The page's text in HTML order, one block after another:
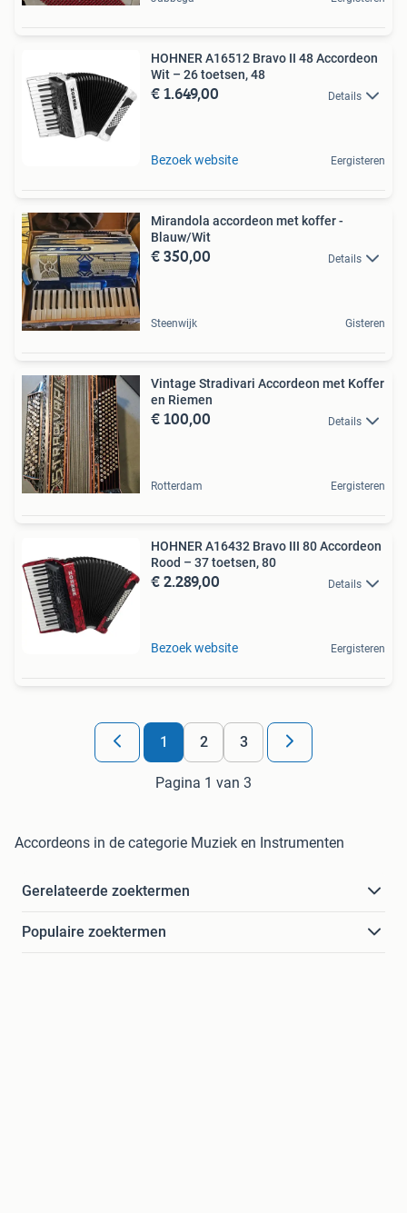
HOHNER A16512 Bravo II 48 Accordeon
Wit – 26 toetsen, 48
€ 1.649,00 Details
Bezoek website Eergisteren
Mirandola accordeon met koffer -
Blauw/Wit
€ 350,00 Details
Steenwijk Gisteren
Vintage Stradivari Accordeon met Koffer
en Riemen
€ 100,00 Details
Rotterdam Eergisteren
HOHNER A16432 Bravo III 80 Accordeon
Rood – 37 toetsen, 80
€ 2.289,00 Details
Bezoek website Eergisteren
1 2 3
Pagina 1 van 3
Accordeons in de categorie Muziek en Instrumenten
Gerelateerde zoektermen
Populaire zoektermen